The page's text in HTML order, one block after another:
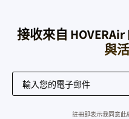
接收來自
與
註冊即表示我同意此